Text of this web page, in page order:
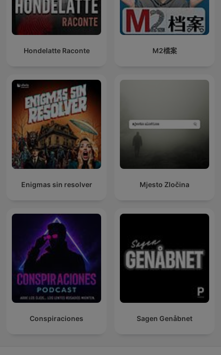
Hondelatte Raconte M2檔案
Enigmas sin resolver Mjesto Zločina
Conspiraciones Sagen Genåbnet